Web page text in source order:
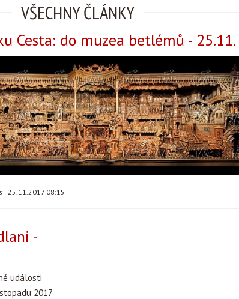
VŠECHNY ČLÁNKY
Cesta: do muzea betlémů - 25.11.
| 25.11.2017 08:15
-
události
2017